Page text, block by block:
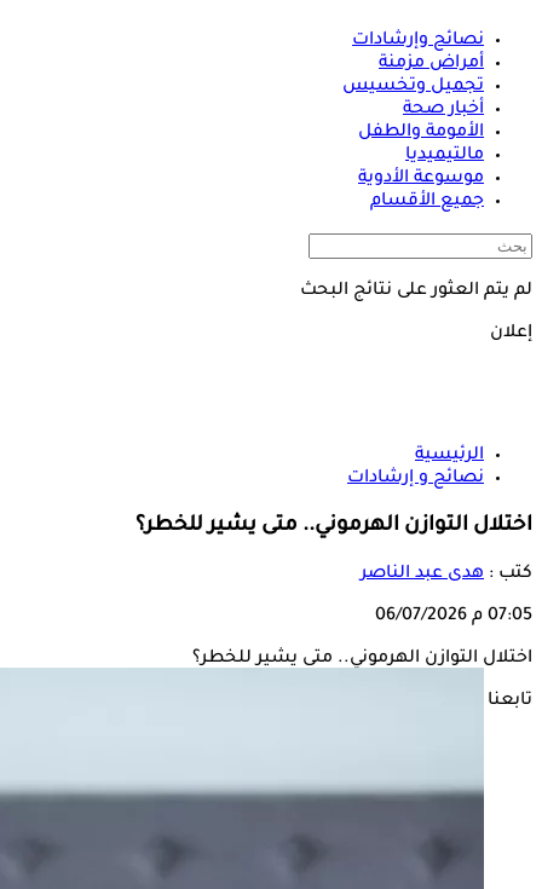
نصائح وإرشادات
أمراض مزمنة
تجميل وتخسيس
أخبار صحة
الأمومة والطفل
مالتيميديا
موسوعة الأدوية
جميع الأقسام
لم يتم العثور على نتائج البحث
إعلان
الرئيسية
نصائح و إرشادات
اختلال التوازن الهرموني.. متى يشير للخطر؟
كتب : هدى عبد الناصر
07:05 م 06/07/2026
اختلال التوازن الهرموني.. متى يشير للخطر؟
تابعنا على